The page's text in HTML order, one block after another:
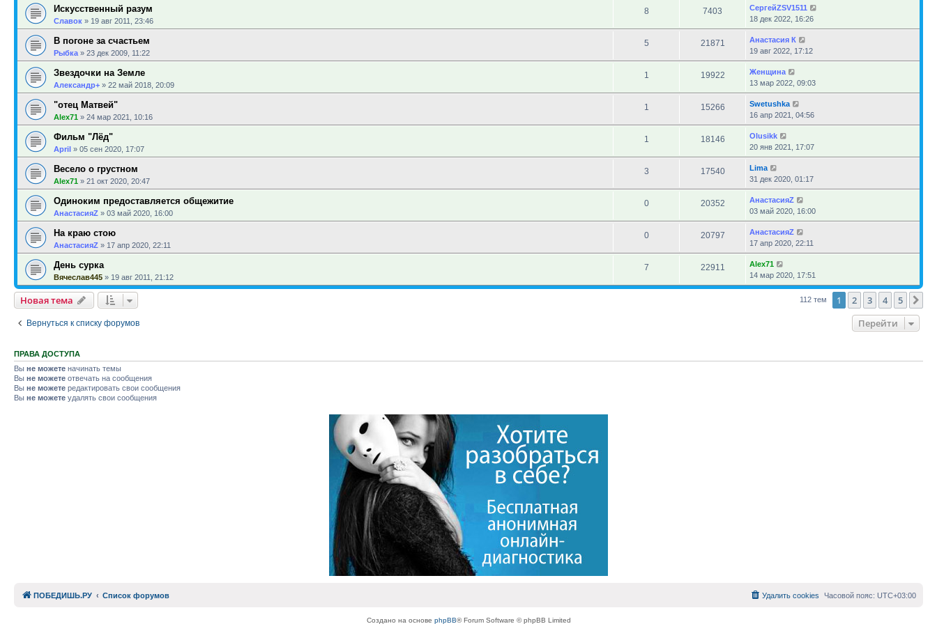
Искусственный разум
Славок » 19 авг 2011, 23:46
8 7403
СергейZSV1511
18 дек 2022, 16:26
В погоне за счастьем
Рыбка » 23 дек 2009, 11:22
5 21871
Анастасия К
19 авг 2022, 17:12
Звездочки на Земле
Александр+ » 22 май 2018, 20:09
1 19922
Женщина
13 мар 2022, 09:03
"отец Матвей"
Alex71 » 24 мар 2021, 10:16
1 15266
Swetushka
16 апр 2021, 04:56
Фильм "Лёд"
April » 05 сен 2020, 17:07
1 18146
Olusikk
20 янв 2021, 17:07
Весело о грустном
Alex71 » 21 окт 2020, 20:47
3 17540
Lima
31 дек 2020, 01:17
Одиноким предоставляется общежитие
АнастасияZ » 03 май 2020, 16:00
0 20352
АнастасияZ
03 май 2020, 16:00
На краю стою
АнастасияZ » 17 апр 2020, 22:11
0 20797
АнастасияZ
17 апр 2020, 22:11
День сурка
Вячеслав445 » 19 авг 2011, 21:12
7 22911
Alex71
14 мар 2020, 17:51
Новая тема 112 тем 1 2 3 4 5
Вернуться к списку форумов Перейти
ПРАВА ДОСТУПА
Вы не можете начинать темы
Вы не можете отвечать на сообщения
Вы не можете редактировать свои сообщения
Вы не можете удалять свои сообщения
ПОБЕДИШЬ.РУ Список форумов Часовой пояс: UTC+03:00
Удалить cookies
Создано на основе phpBB® Forum Software © phpBB Limited